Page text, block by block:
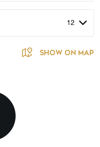
12
SHOW ON MAP